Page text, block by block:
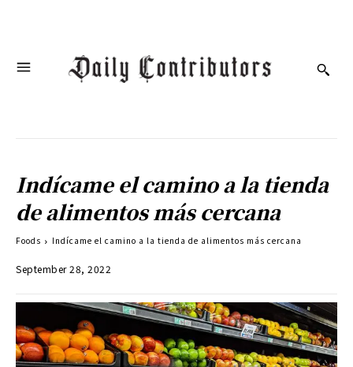
Indícame el camino a la tienda
de alimentos más cercana
Foods Indícame el camino a la tienda de alimentos más cercana
September 28, 2022